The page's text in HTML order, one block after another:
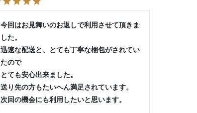
今回はお見舞いのお返しで利用させて頂きま
した。
迅速な配送と、とても丁寧な梱包がされてい
たので
とても安心出来ました。
送り先の方もたいへん満足されています。
次回の機会にも利用したいと思います。